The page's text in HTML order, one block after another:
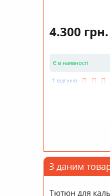
4.300 грн.
Є в наявності
1 відгуків
З даним
Тютюн для